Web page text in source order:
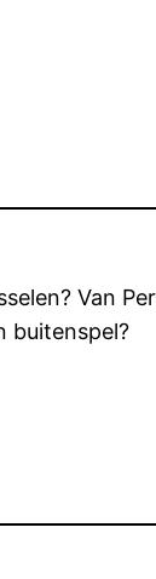
Van
buitenspel?